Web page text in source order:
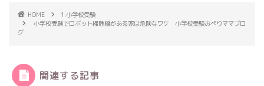
HOME
1.小学校受験
小学校受験でロボット掃除機がある家は危険なワケ 小学校受験おぺりママブロ
グ
関連する記事